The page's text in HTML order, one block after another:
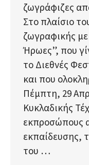
ζωγράφιζες
Στο πλαίσιο
ζωγραφικής
Ήρωες”, που
το Διεθνές
και που
Πέμπτη, 29
Κυκλαδικής
εκπροσώπους
εκπαίδευσης,
του …